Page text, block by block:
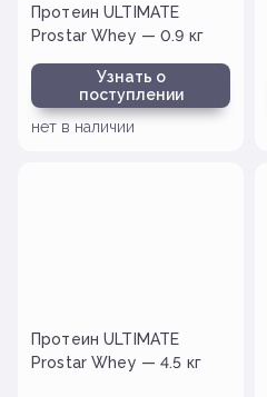
Протеин ULTIMATE
Prostar Whey — 0.9 кг
Узнать о
поступлении
нет в наличии
Протеин ULTIMATE
Prostar Whey — 4.5 кг